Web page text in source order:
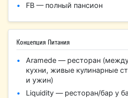
FB — полный пансион
Концепция Питания
Aramede — ресторан
кухни, живые кулинарные
и ужин)
Liquidity — ресторан/бар у